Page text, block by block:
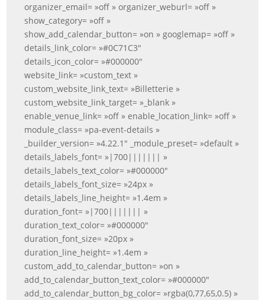
organizer_email= »off » organizer_weburl= »off »
show_category= »off »
show_add_calendar_button= »on » googlemap= »off »
details_link_color= »#0C71C3″
details_icon_color= »#000000″
website_link= »custom_text »
custom_website_link_text= »Billetterie »
custom_website_link_target= »_blank »
enable_venue_link= »off » enable_location_link= »off »
module_class= »pa-event-details »
_builder_version= »4.22.1″ _module_preset= »default »
details_labels_font= »|700||||||| »
details_labels_text_color= »#000000″
details_labels_font_size= »24px »
details_labels_line_height= »1.4em »
duration_font= »|700||||||| »
duration_text_color= »#000000″
duration_font_size= »20px »
duration_line_height= »1.4em »
custom_add_to_calendar_button= »on »
add_to_calendar_button_text_color= »#000000″
add_to_calendar_button_bg_color= »rgba(0,77,65,0.5) »